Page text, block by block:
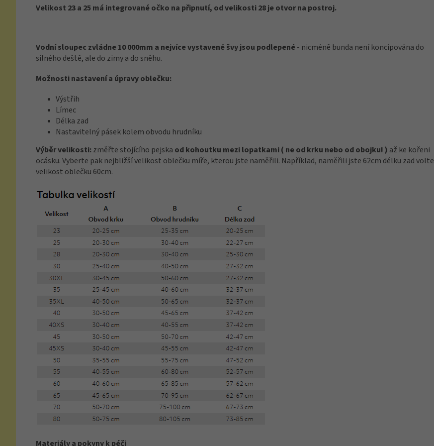
Velikost 23 a 25 má integrované očko na připnutí, od velikosti 28 je otvor na postroj.
Vodní sloupec zvládne 10 000mm a nejvíce vystavené švy jsou podlepené- nicméně bunda není koncipována do
silného deště, ale do zimy a do sněhu.
Možnosti nastavení a úpravy oblečku:
Výstřih
Límec
Délka zad
Nastavitelný pásek kolem obvodu hrudníku
Výběr velikosti:změřte stojícího pejska od kohoutku mezi lopatkami ( ne od krku nebo od obojku! ) až ke kořeni
ocásku. Vyberte pak nejbližší velikost oblečku míře, kterou jste naměřili. Například, naměřili jste 62cm délku zad volte
velikost oblečku 60cm.
Materiály a pokyny k péči